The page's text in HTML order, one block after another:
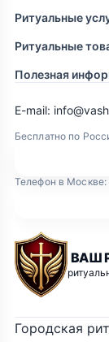
Ритуальные
Ритуальные
Полезная
ВАШ
Бесплатно по
Телефон в Москве:
E-mail:
Городская